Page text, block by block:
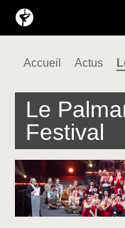
Accueil Actus
Le
Festival